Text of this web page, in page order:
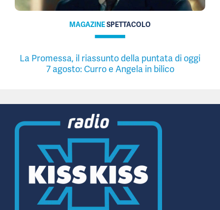
MAGAZINESPETTACOLO
La Promessa, il riassunto della puntata di oggi
7 agosto: Curro e Angela in bilico